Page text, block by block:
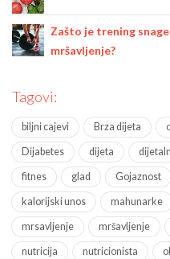
Zašto je trening
mršavljenje?
Tagovi:
biljni cajevi Brza dijeta
Dijabetes dijeta
fitnes glad Gojaznost
kalorijski unos mahunarke
mrsavljenje mršavljenje
nutricija nutricionista